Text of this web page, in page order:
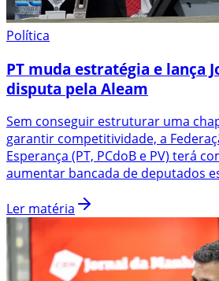
Política
PT muda estratégia e lança
disputa pela Aleam
Sem conseguir estruturar uma
garantir competitividade, a
Esperança (PT, PCdoB e PV) terá
aumentar bancada de deputados
Ler matéria